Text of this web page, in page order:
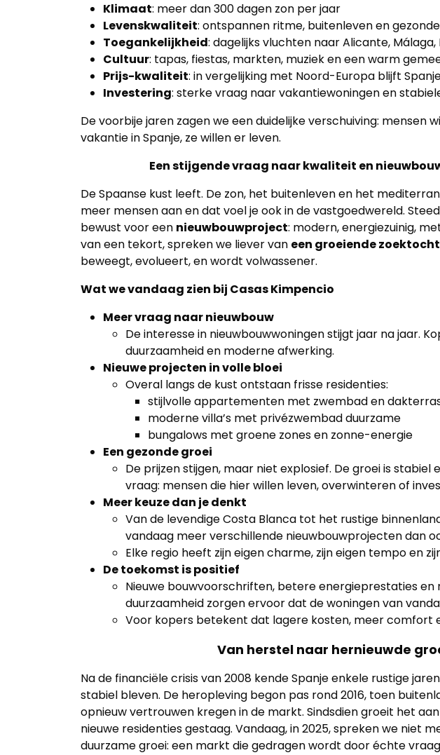
Klimaat: meer dan 300 dagen zon per jaar
Levenskwaliteit: ontspannen ritme, buitenleven en
Toegankelijkheid: dagelijks vluchten naar Alicante,
Cultuur: tapas, fiestas, markten, muziek en een warm
Prijs-kwaliteit: in vergelijking met Noord-Europa blijft
Investering: sterke vraag naar vakantiewoningen en
De voorbije jaren zagen we een duidelijke verschuiving: mensen
vakantie in Spanje, ze willen er leven.
Een stijgende vraag naar kwaliteit en
De Spaanse kust leeft. De zon, het buitenleven en het
meer mensen aan en dat voel je ook in de vastgoedwereld.
bewust voor een nieuwbouwproject: modern, energiezuinig,
van een tekort, spreken we liever van een groeiende
beweegt, evolueert, en wordt volwassener.
Wat we vandaag zien bij Casas Kimpencio
Meer vraag naar nieuwbouw
De interesse in nieuwbouwwoningen stijgt jaar na jaar.
duurzaamheid en moderne afwerking.
Nieuwe projecten in volle bloei
Overal langs de kust ontstaan frisse residenties:
stijlvolle appartementen met zwembad en
moderne villa’s met privézwembad duurzame
bungalows met groene zones en zonne-energie
Een gezonde groei
De prijzen stijgen, maar niet explosief. De groei is
vraag: mensen die hier willen leven, overwinteren of
Meer keuze dan je denkt
Van de levendige Costa Blanca tot het rustige
vandaag meer verschillende nieuwbouwprojecten dan
Elke regio heeft zijn eigen charme, zijn eigen tempo en
De toekomst is positief
Nieuwe bouwvoorschriften, betere energieprestaties
duurzaamheid zorgen ervoor dat de woningen van
Voor kopers betekent dat lagere kosten, meer comfort
Van herstel naar hernieuwde
Na de financiële crisis van 2008 kende Spanje enkele rustige
stabiel bleven. De heropleving begon pas rond 2016, toen
opnieuw vertrouwen kregen in de markt. Sindsdien groeit het
nieuwe residenties gestaag. Vandaag, in 2025, spreken we niet
duurzame groei: een markt die gedragen wordt door échte